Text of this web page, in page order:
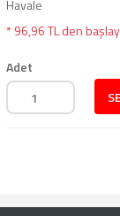
Havale
* 96,96 TL den
Adet